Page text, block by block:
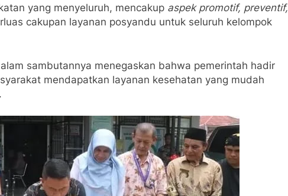
yang menyeluruh, mencakup aspek promotif, preventif,
cakupan layanan posyandu untuk seluruh kelompok
sambutannya menegaskan bahwa pemerintah hadir
mendapatkan layanan kesehatan yang mudah